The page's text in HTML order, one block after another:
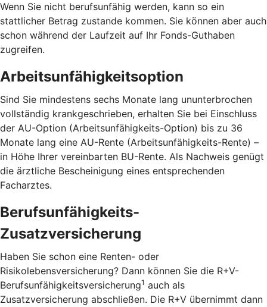
Wenn Sie nicht berufsunfähig werden, kann so ein
stattlicher Betrag zustande kommen. Sie können aber auch
schon während der Laufzeit auf Ihr Fonds-Guthaben
zugreifen.
Arbeitsunfähigkeitsoption
Sind Sie mindestens sechs Monate lang ununterbrochen
vollständig krankgeschrieben, erhalten Sie bei Einschluss
der AU-Option (Arbeitsunfähigkeits-Option) bis zu 36
Monate lang eine AU-Rente (Arbeitsunfähigkeits-Rente) –
in Höhe Ihrer vereinbarten BU-Rente. Als Nachweis genügt
die ärztliche Bescheinigung eines entsprechenden
Facharztes.
Berufsunfähigkeits-
Zusatzversicherung
Haben Sie schon eine Renten- oder
Risikolebensversicherung? Dann können Sie die R+V-
Berufsunfähigkeitsversicherung1 auch als
Zusatzversicherung abschließen. Die R+V übernimmt dann